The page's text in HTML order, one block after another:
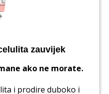
zauvijek
ako ne morate.
i prodire duboko i